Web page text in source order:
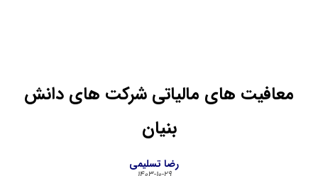
معافیت های مالیاتی شرکت های دانش
بنیان
رضا تسلیمی